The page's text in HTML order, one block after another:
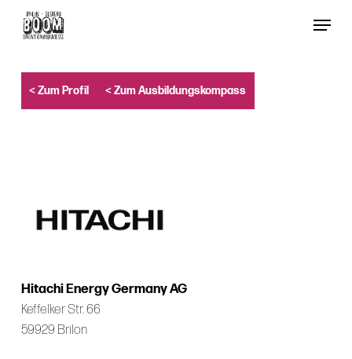
content
Menu
< Zum Profil < Zum Ausbildungskompass
Hitachi Energy Germany AG
Keffelker Str. 66
59929 Brilon